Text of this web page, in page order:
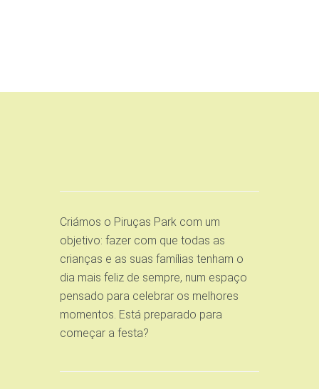
Criámos o Piruças Park com um
objetivo: fazer com que todas as
crianças e as suas famílias tenham o
dia mais feliz de sempre, num espaço
pensado para celebrar os melhores
momentos. Está preparado para
começar a festa?